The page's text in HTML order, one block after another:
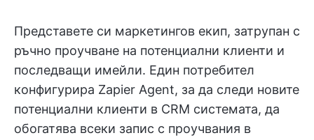
Представете си маркетингов екип, затрупан с
ръчно проучване на потенциални клиенти и
последващи имейли. Един потребител
конфигурира Zapier Agent, за да следи новите
потенциални клиенти в CRM системата, да
обогатява всеки запис с проучвания в